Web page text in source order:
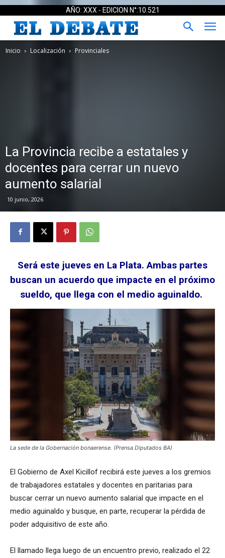
AÑO: XXX - EDICION N°:10.521
Inicio Localización Provinciales
La Provincia recibe a estatales y
docentes para cerrar un nuevo
aumento salarial
10 junio, 2026
Será este jueves en La Plata. Ambas partes
buscan un acuerdo que impacte en el próximo
sueldo, que llega con el medio aguinaldo.
La sede de la Gobernación bonaerense. (Prensa Diputados BA)
El Gobierno de Axel Kicillof recibirá este jueves a los gremios
de trabajadores estatales y docentes en paritarias para
buscar cerrar un nuevo aumento salarial que impacte en el
medio aguinaldo y busque, en parte, recuperar la pérdida de
poder adquisitivo de este año.
El llamado llega luego de un encuentro previo, realizado el 22